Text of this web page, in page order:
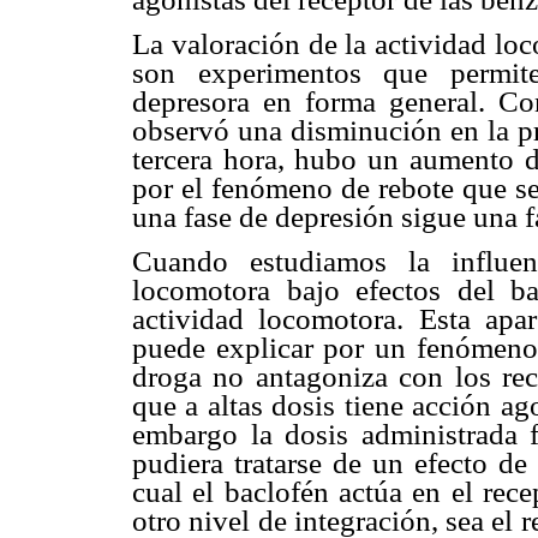
La valoración de la actividad
son experimentos que
depresora en forma general.
observó una disminución en la
tercera hora, hubo un aumento
por el fenómeno de rebote que
una fase de depresión sigue una
Cuando estudiamos la
locomotora bajo efectos del
actividad locomotora. Esta
puede explicar por un
droga no antagoniza con los
que a altas dosis tiene acción
embargo la dosis
pudiera tratarse de un efecto
cual el baclofén actúa en el
otro nivel de integración, sea el